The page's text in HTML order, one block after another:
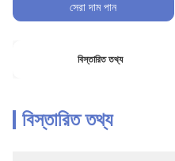
সেরা দাম পান
বিস্তারিত তথ্য
বিস্তারিত তথ্য